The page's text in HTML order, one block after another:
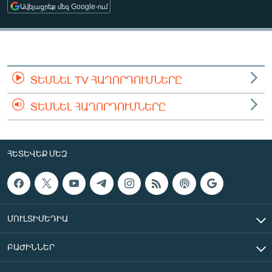
ՄԻՋԱԶԳԱՅԻՆ
ՄՇԱԿՈՒՅԹ
ՄԵԿՆԱԲԱՆՈՒԹՅՈՒՆ
ՏՏ ԵՒ ԻՆՏԵՐՆԵՏ
ԿՈՐՈՆԱՎԻՐՈՒՍ
ԱՐԽԻՎ
ԲԱՆԱՎԵՃ
ՁԳՏԵԼՈՎ ԼԱՎԱԳՈՒՅՆԻՆ
Հայերեն
Ավելացրեք մեզ Google-ում
ՏԵՍՆԵԼ TV ՀԱՂՈՐԴՈՒՄՆԵՐԸ
ՏԵՍՆԵԼ ՀԱՂՈՐԴՈՒՄՆԵՐԸ
ՀԵՏԵՎԵՔ ՄԵԶ
ՄՈՒԼՏԻՄԵԴԻԱ
ԲԱԺԻՆՆԵՐ